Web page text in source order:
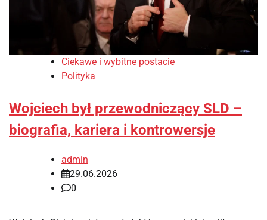
Ciekawe i wybitne postacie
Polityka
Wojciech był przewodniczący SLD –
biografia, kariera i kontrowersje
admin
29.06.2026
0